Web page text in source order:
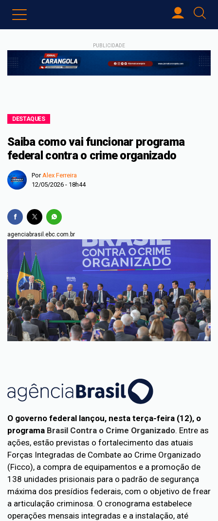
PUBLICIDADE
DESTAQUES
Saiba como vai funcionar programa
federal contra o crime organizado
PorAlex Ferreira
12/05/2026 - 18h44
agenciabrasil.ebc.com.br
O governo federal lançou, nesta terça-feira (12), o
programa Brasil Contra o Crime Organizado. Entre as
ações, estão previstas o fortalecimento das atuais
Forças Integradas de Combate ao Crime Organizado
(Ficco), a compra de equipamentos e a promoção de
138 unidades prisionais para o padrão de segurança
máxima dos presídios federais, com o objetivo de frear
a articulação criminosa. O cronograma estabelece
operações mensais integradas e a instalação, até